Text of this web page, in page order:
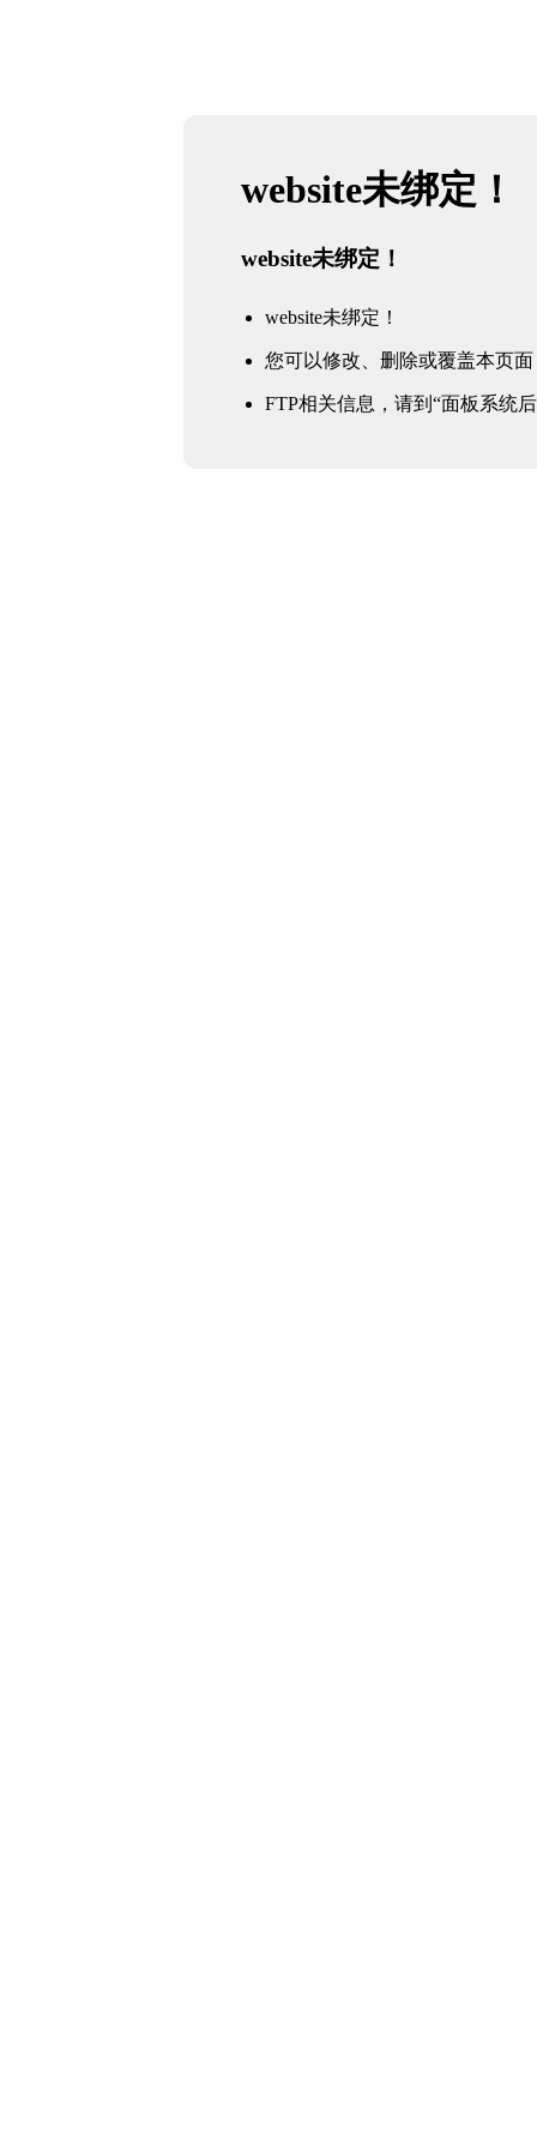
website未绑定！
website未绑定！
website未绑定！
您可以修改、删除或覆盖本页面
FTP相关信息，请到“面板系统